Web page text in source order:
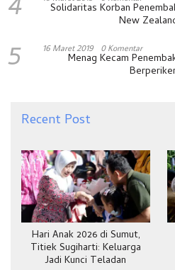
Solidaritas Korban
New
5 16 Maret 2019 0 Komentar
Menag Kecam
Recent Post
Hari Anak 2026 di Sumut,
Titiek Sugiharti: Keluarga
Jadi Kunci Teladan